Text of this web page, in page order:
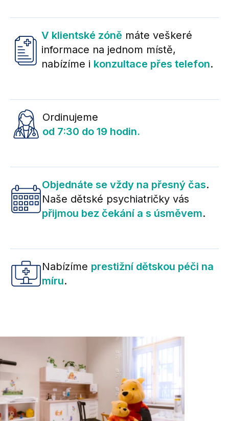
V klientské zóně máte veškeré
informace na jednom místě,
nabízíme i konzultace přes telefon.
Ordinujeme
od 7:30 do 19 hodin.
Objednáte se vždy na přesný čas.
Naše dětské psychiatričky vás
přijmou bez čekání a s úsměvem.
Nabízíme prestižní dětskou péči na
míru.